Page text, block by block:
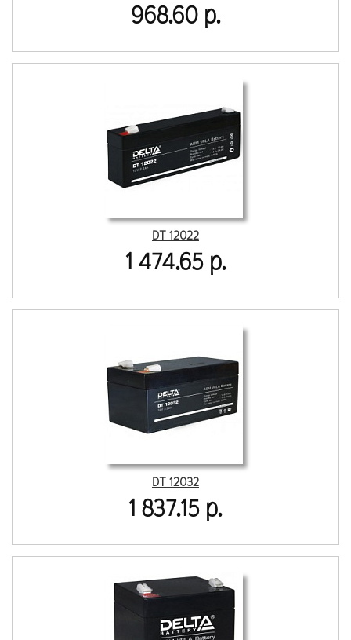
968.60 р.
DT 12022
1 474.65 р.
DT 12032
1 837.15 р.